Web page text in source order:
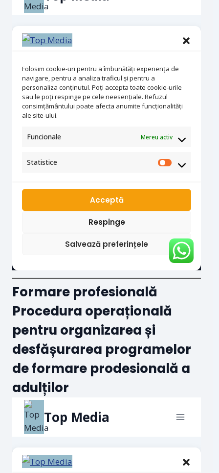
Formare profesională
Procedura operațională
pentru organizarea și
desfășurarea programelor
de formare prodesională a
adulților